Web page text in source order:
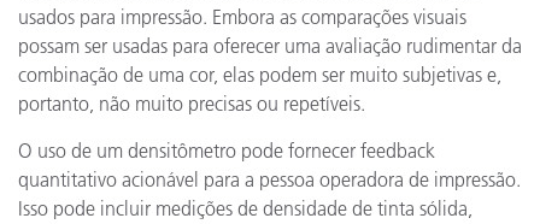
usados para impressão. Embora as comparações visuais
possam ser usadas para oferecer uma avaliação rudimentar da
combinação de uma cor, elas podem ser muito subjetivas e,
portanto, não muito precisas ou repetíveis.
O uso de um densitômetro pode fornecer feedback
quantitativo acionável para a pessoa operadora de impressão.
Isso pode incluir medições de densidade de tinta sólida,